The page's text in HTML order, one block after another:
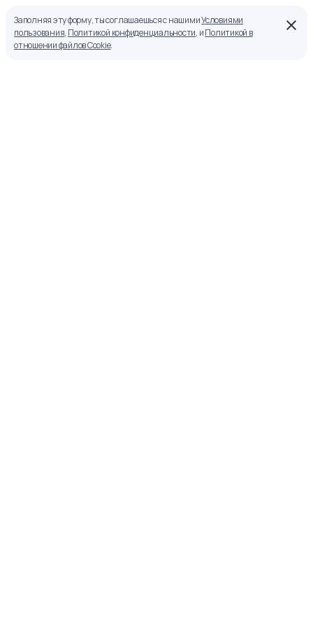
Заполняя эту форму, ты соглашаешься с нашимиУсловиями
пользования, Политикой конфиденциальности, иПолитикой в
отношении файлов Cookie.